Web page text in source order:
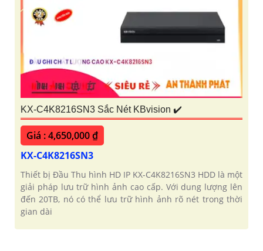
KX-C4K8216SN3 Sắc Nét KBvision ✔️
Giá : 4,650,000 ₫
KX-C4K8216SN3
Thiết bị Đầu Thu hình HD IP KX-C4K8216SN3 HDD là một
giải pháp lưu trữ hình ảnh cao cấp. Với dung lượng lên
đến 20TB, nó có thể lưu trữ hình ảnh rõ nét trong thời
gian dài